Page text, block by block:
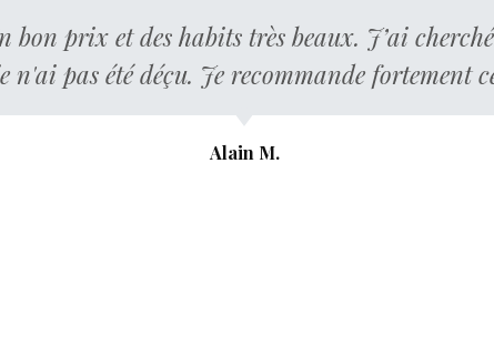
bon prix et des habits très beaux. J’ai
n'ai pas été déçu. Je recommande fortement
Alain M.